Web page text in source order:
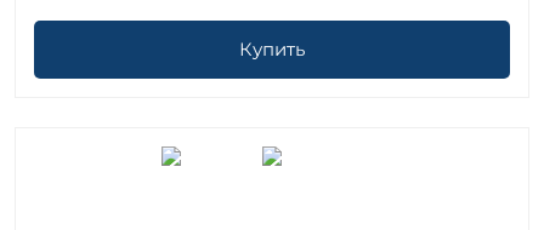
Купить